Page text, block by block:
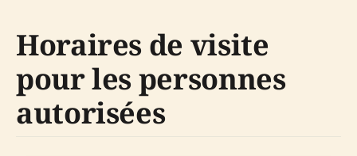
Horaires de visite
pour les personnes
autorisées